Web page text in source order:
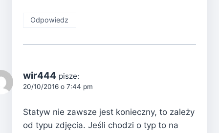
Odpowiedz
wir444 pisze:
20/10/2016 o 7:44 pm
Statyw nie zawsze jest konieczny, to zależy
od typu zdjęcia. Jeśli chodzi o typ to na